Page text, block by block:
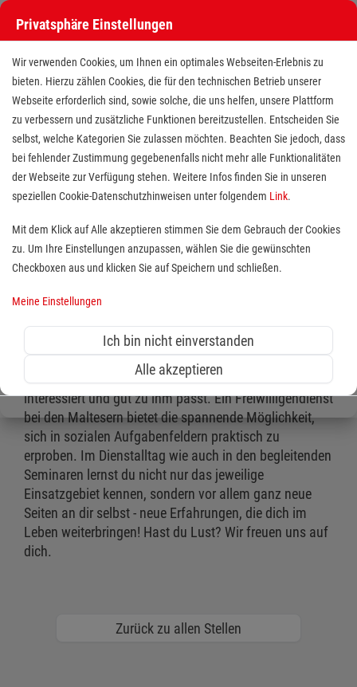
Freiwilligendienst (BFD/FSJ) im
Hausnotruf
Standort(e):Wuppertal
willkommen. Zum 01.11.2021 suchen wir
Unterstützung für unser Team an unserem Standort in
Jeder findet bei uns die Tätigkeit, die ihn besonders
interessiert und gut zu ihm passt. Ein Freiwilligendienst
bei den Maltesern bietet die spannende Möglichkeit,
sich in sozialen Aufgabenfeldern praktisch zu
erproben. Im Dienstalltag wie auch in den begleitenden
Seminaren lernst du nicht nur das jeweilige
Einsatzgebiet kennen, sondern vor allem ganz neue
Seiten an dir selbst - neue Erfahrungen, die dich im
Leben weiterbringen! Hast du Lust? Wir freuen uns auf
dich.
Zurück zu allen Stellen
Privatsphäre Einstellungen
Wir verwenden Cookies, um Ihnen ein optimales Webseiten-Erlebnis zu
bieten. Hierzu zählen Cookies, die für den technischen Betrieb unserer
Webseite erforderlich sind, sowie solche, die uns helfen, unsere Plattform
zu verbessern und zusätzliche Funktionen bereitzustellen. Entscheiden Sie
selbst, welche Kategorien Sie zulassen möchten. Beachten Sie jedoch, dass
bei fehlender Zustimmung gegebenenfalls nicht mehr alle Funktionalitäten
der Webseite zur Verfügung stehen. Weitere Infos finden Sie in unseren
speziellen Cookie-Datenschutzhinweisen unter folgendem Link.
Mit dem Klick auf Alle akzeptieren stimmen Sie dem Gebrauch der Cookies
zu. Um Ihre Einstellungen anzupassen, wählen Sie die gewünschten
Checkboxen aus und klicken Sie auf Speichern und schließen.
Meine Einstellungen
Ich bin nicht einverstanden
Alle akzeptieren